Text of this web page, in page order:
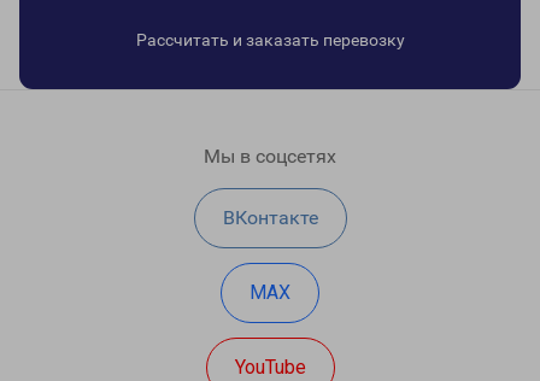
Рассчитать и заказать перевозку
Мы в соцсетях
ВКонтакте
MAX
YouTube